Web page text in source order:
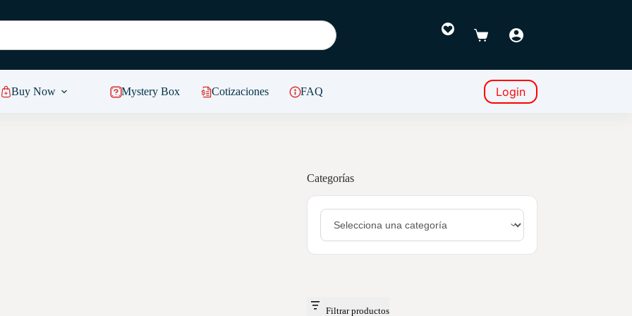
Favoritos
Carro
Buy Now Mystery Box Cotizaciones FAQ Login
Categorías
Filtrar productos